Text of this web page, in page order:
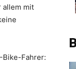
allem mit
Bike-Fahrer: